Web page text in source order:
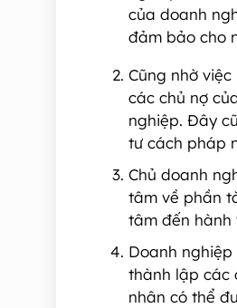
của doanh
đảm bảo cho
Cũng nhờ
các chủ nợ
nghiệp. Đây
tư cách pháp
Chủ doanh
tâm về phần
tâm đến hành
Doanh
thành lập các
nhân có thể